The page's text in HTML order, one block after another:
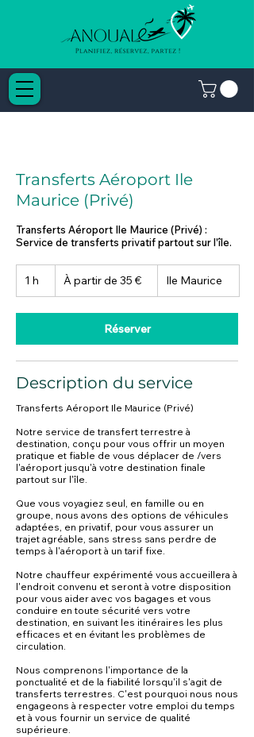
Transferts Aéroport Ile
Maurice (Privé)
Transferts Aéroport Ile Maurice (Privé) :
Service de transferts privatif partout sur l'île.
1 h
partir
35
À partir de 35 € Ile Maurice
Réserver
Description du service
Transferts Aéroport Ile Maurice (Privé)
Notre service de transfert terrestre à
destination, conçu pour vous offrir un moyen
pratique et fiable de vous déplacer de /vers
l'aéroport jusqu'à votre destination finale
partout sur l'île.
Que vous voyagiez seul, en famille ou en
groupe, nous avons des options de véhicules
adaptées, en privatif, pour vous assurer un
trajet agréable, sans stress sans perdre de
temps à l'aéroport à un tarif fixe.
Notre chauffeur expérimenté vous accueillera à
l'endroit convenu et seront à votre disposition
pour vous aider avec vos bagages et vous
conduire en toute sécurité vers votre
destination, en suivant les itinéraires les plus
efficaces et en évitant les problèmes de
circulation.
Nous comprenons l'importance de la
ponctualité et de la fiabilité lorsqu'il s'agit de
transferts terrestres. C'est pourquoi nous nous
engageons à respecter votre emploi du temps
et à vous fournir un service de qualité
supérieure.